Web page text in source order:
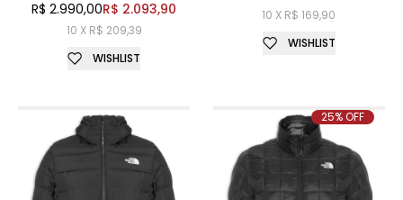
R$ 2.990,00R$ 2.093,90
10 X R$ 209,39
WISHLIST
10 X R$ 169,90
WISHLIST
25% OFF